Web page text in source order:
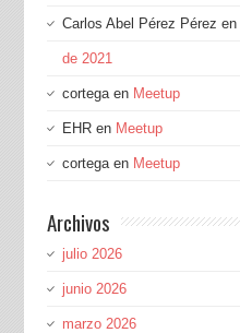
Carlos Abel Pérez Pérez en
de 2021
cortegaen Meetup
EHRen Meetup
cortegaen Meetup
Archivos
julio 2026
junio 2026
marzo 2026